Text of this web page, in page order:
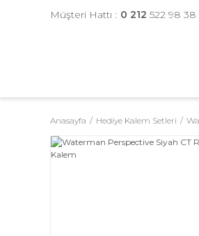
Müşteri Hattı : 0 212 522 98 38
Anasayfa Hediye Kalem Setleri